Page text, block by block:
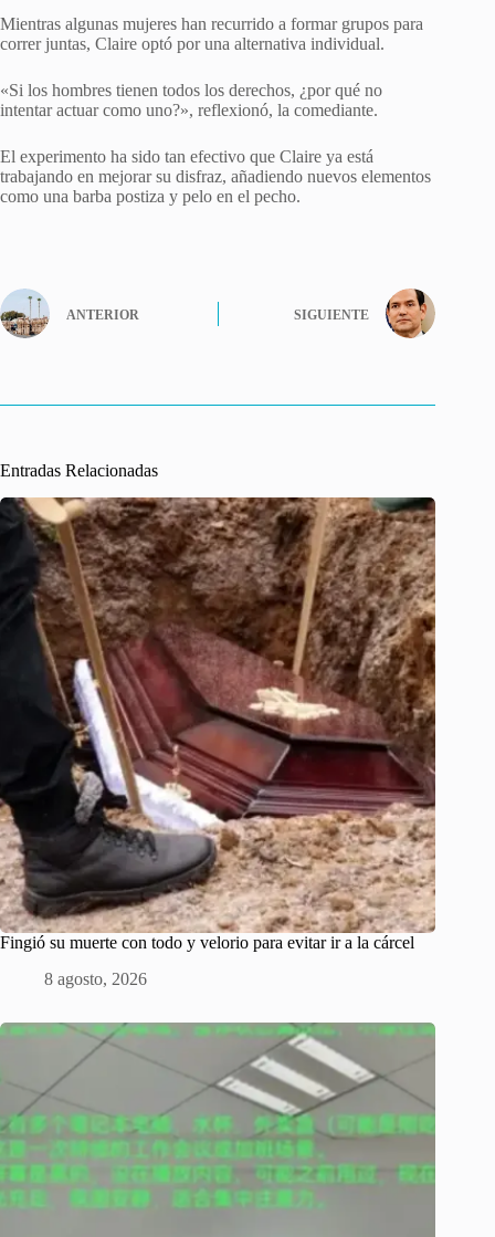
Mientras algunas mujeres han recurrido a formar grupos para
correr juntas, Claire optó por una alternativa individual.
«Si los hombres tienen todos los derechos, ¿por qué no
intentar actuar como uno?», reflexionó, la comediante.
El experimento ha sido tan efectivo que Claire ya está
trabajando en mejorar su disfraz, añadiendo nuevos elementos
como una barba postiza y pelo en el pecho.
ANTERIOR SIGUIENTE
Entradas Relacionadas
Fingió su muerte con todo y velorio para evitar ir a la cárcel
8 agosto, 2026